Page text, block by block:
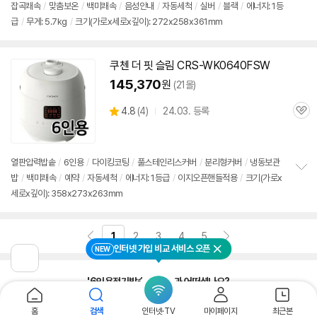
잡곡쾌속 / 맞춤보온 / 백미쾌속 / 음성안내 / 자동세척 / 실버 / 블랙 / 에너지: 1등
급 / 무게: 5.7kg / 크기(가로x세로x깊이): 272x258x361mm
쿠첸 더 핏 슬림 CRS-WK0640FSW
145,370원 (21몰)
별
4.8 (상
뷰
4) 24.03. 등록
관
열판압력밥솥 / 6인용 / 다이킹코팅 / 풀스테인리스커버 / 분리형커버 / 냉동보관
밥 / 백미쾌속 / 예약 / 자동세척 / 에너지: 1등급 / 이지오픈핸들적용 / 크기(가로x
세로x깊이): 358x273x263mm
1 2 3 4 5
'6인용전기밥솥' 검색결과 어떠셨나요?
아쉬워요
전
이
지
NEW 인터넷 가입 비교 서비스 오픈 닫기
홈 검색 인터넷·TV 마이페이지 최근본